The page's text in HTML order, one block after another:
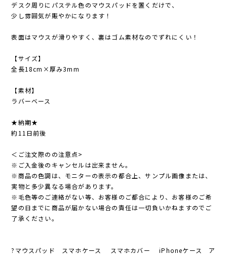
デスク周りにパステル色のマウスパッドを置くだけで、
少し雰囲気が賑やかになります！
表面はマウスが滑りやすく、裏はゴム素材なのでずれにくい！
【サイズ】
全長18cm×厚み3mm
【素材】
ラバーベース
★納期★
約11日前後
＜ご注文際のの注意点>
※ご入金後のキャンセルは出来ません。
※商品の色調は、モニターの表示の都合上、サンプル画像または、
実物と多少異なる場合があります。
※毛色等のご連絡がない等、お客様のご都合により、お客様のご希
望の日までに商品が届かない場合の責任は一切負いかねますのでご
了承ください。
?マウスパッド スマホケース スマホカバー iPhoneケース ア